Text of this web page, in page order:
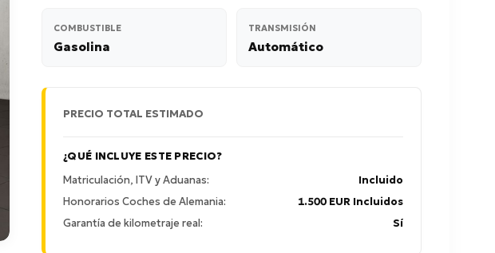
COMBUSTIBLE
Gasolina
TRANSMISIÓN
Automático
PRECIO TOTAL ESTIMADO
¿QUÉ INCLUYE ESTE PRECIO?
Matriculación, ITV y Aduanas:
Incluido
Honorarios Coches de Alemania:
1.500 EUR Incluidos
Garantía de kilometraje real:
Sí